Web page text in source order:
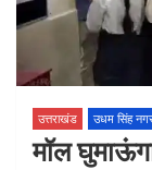
उत्तराखंड उधम सिंह
मॉल